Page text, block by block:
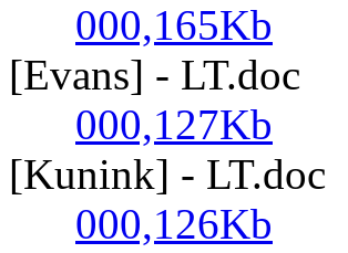
000,165Kb
[Evans] - LT.doc
000,127Kb
[Kunink] - LT.doc
000,126Kb